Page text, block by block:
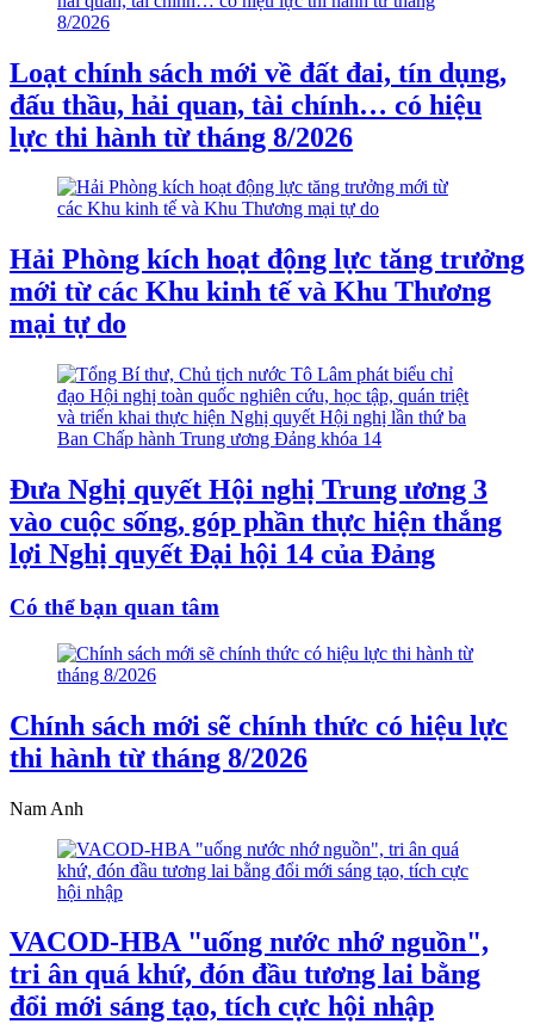
Loạt chính sách mới về đất đai, tín dụng,
đấu thầu, hải quan, tài chính… có hiệu
lực thi hành từ tháng 8/2026
Hải Phòng kích hoạt động lực tăng trưởng
mới từ các Khu kinh tế và Khu Thương
mại tự do
Đưa Nghị quyết Hội nghị Trung ương 3
vào cuộc sống, góp phần thực hiện thắng
lợi Nghị quyết Đại hội 14 của Đảng
Có thể bạn quan tâm
Chính sách mới sẽ chính thức có hiệu lực
thi hành từ tháng 8/2026
Nam Anh
VACOD-HBA "uống nước nhớ nguồn",
tri ân quá khứ, đón đầu tương lai bằng
đổi mới sáng tạo, tích cực hội nhập